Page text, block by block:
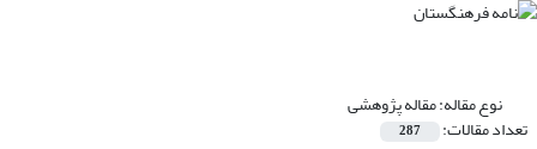
نوع مقاله:مقاله پژوهشی
تعداد مقالات: 287